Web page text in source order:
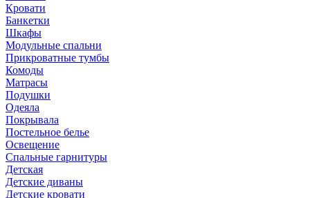
Кровати
Банкетки
Шкафы
Модульные спальни
Прикроватные тумбы
Комоды
Матрасы
Подушки
Одеяла
Покрывала
Постельное белье
Освещение
Спальные гарнитуры
Детская
Детские диваны
Детские кровати